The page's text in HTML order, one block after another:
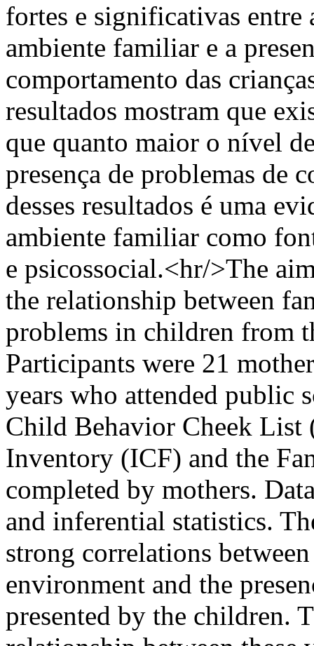
fortes e significativas entre
ambiente familiar e a
comportamento das
resultados mostram que
que quanto maior o nível
presença de problemas de
desses resultados é uma
ambiente familiar como
e psicossocial.<hr/>The
the relationship between
problems in children from
Participants were 21
years who attended public
Child Behavior Cheek
Inventory (ICF) and the
completed by mothers.
and inferential statistics.
strong correlations
environment and the
presented by the children.